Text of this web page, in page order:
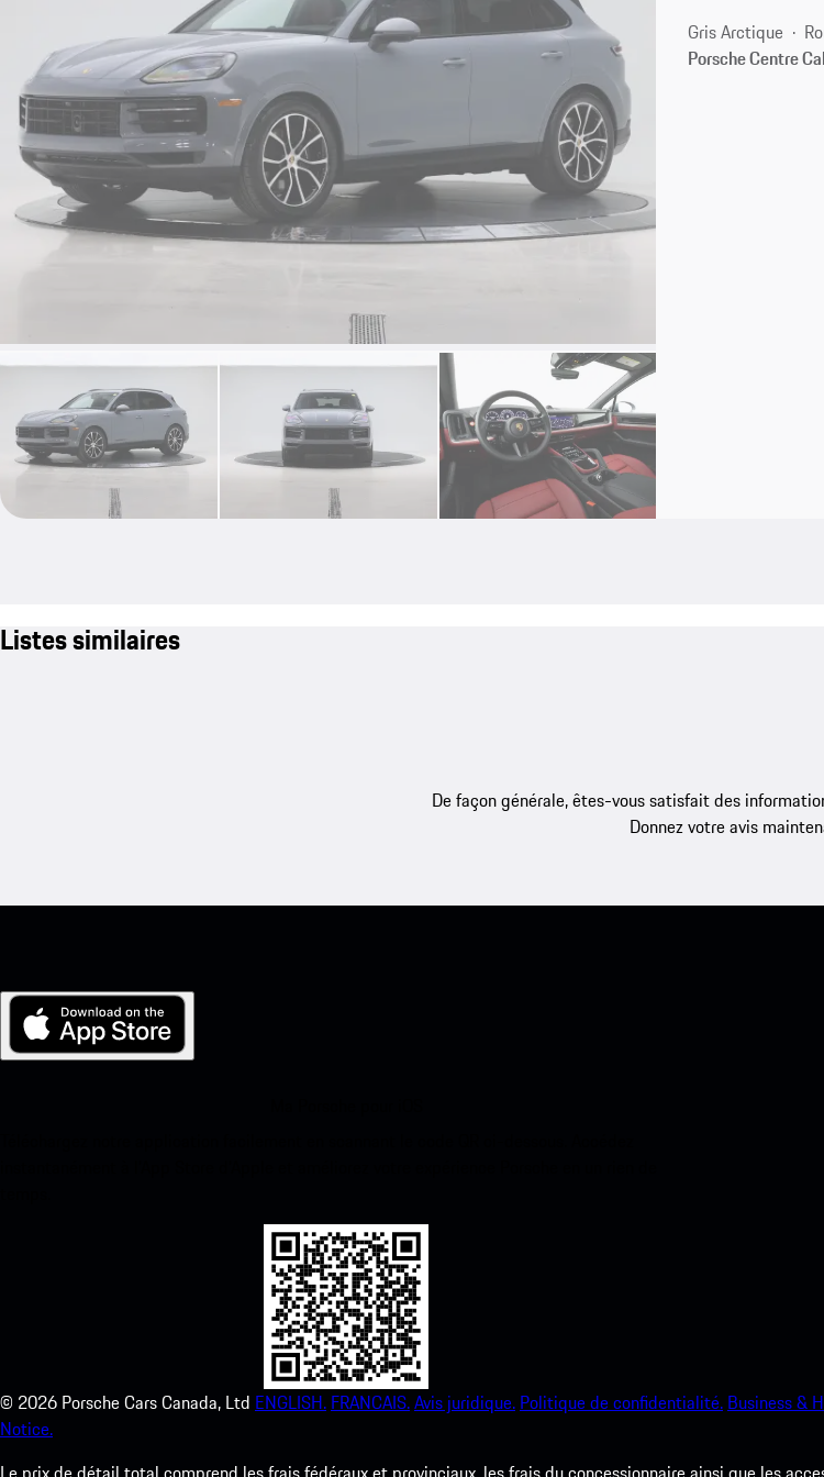
Gris Arctique
Porsche Centre
Listes similaires
De façon générale, êtes-vous satisfait des
Donnez votre avis
© 2026 Porsche Cars Canada, Ltd ENGLISH. FRANCAIS.Avis juridique. Politique de confidentialité. Business &
Notice.